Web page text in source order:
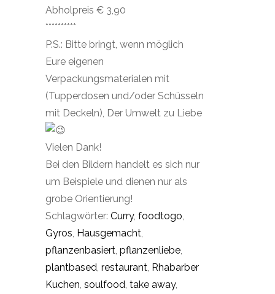
Abholpreis € 3,90
**********
P.S.: Bitte bringt, wenn möglich
Eure eigenen
Verpackungsmaterialen mit
(Tupperdosen und/oder Schüsseln
mit Deckeln), Der Umwelt zu Liebe
Vielen Dank!
Bei den Bildern handelt es sich nur
um Beispiele und dienen nur als
grobe Orientierung!
Schlagwörter: Curry, foodtogo,
Gyros, Hausgemacht,
pflanzenbasiert, pflanzenliebe,
plantbased, restaurant, Rhabarber
Kuchen, soulfood, take away,